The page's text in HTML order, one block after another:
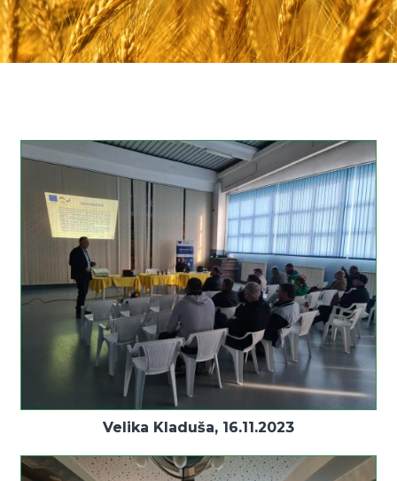
Velika Kladuša, 16.11.2023